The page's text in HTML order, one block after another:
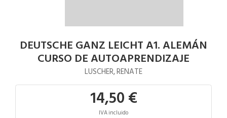
DEUTSCHE GANZ LEICHT A1. ALEMÁN
CURSO DE AUTOAPRENDIZAJE
LUSCHER, RENATE
14,50 €
IVA incluido